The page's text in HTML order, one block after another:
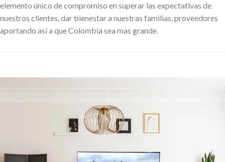
elemento único de compromiso en superar las expectativas de
nuestros clientes, dar bienestar a nuestras familias, proveedores
aportando así a que Colombia sea mas grande.